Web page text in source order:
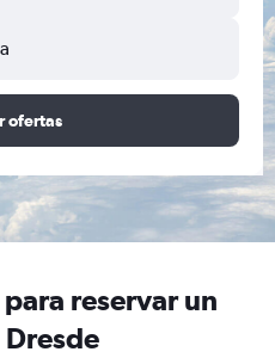
ofertas
reservar un